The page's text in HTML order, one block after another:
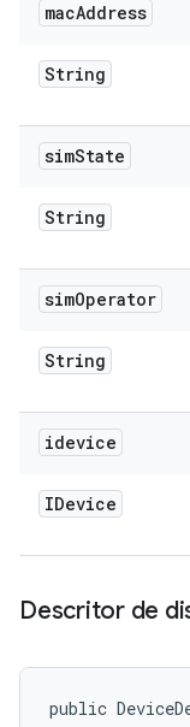
macAddress
String
simState
String
simOperator
String
idevice
IDevice
Descritor de
public